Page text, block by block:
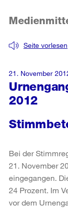
2012
Seite vorlesen
21. November
Bei der
21. November
eingegangen.
24 Prozent. Im
vor dem